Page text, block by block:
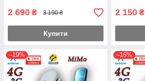
2 690 ₴ 3 190 ₴
Купити
2 150 ₴
–19% –16%